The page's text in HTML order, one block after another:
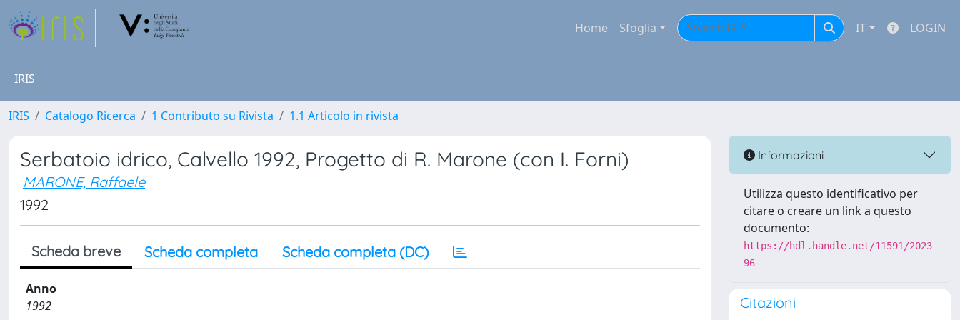
Home Sfoglia IT LOGIN
IRIS
IRIS Catalogo Ricerca 1 Contributo su Rivista 1.1 Articolo in rivista
Serbatoio idrico, Calvello 1992, Progetto di R. Marone (con I. Forni)
MARONE, Raffaele
1992
Scheda breve Scheda completa Scheda completa (DC)
Anno
1992
Informazioni
Utilizza questo identificativo per
citare o creare un link a questo
documento:
https://hdl.handle.net/11591/2023
96
Citazioni